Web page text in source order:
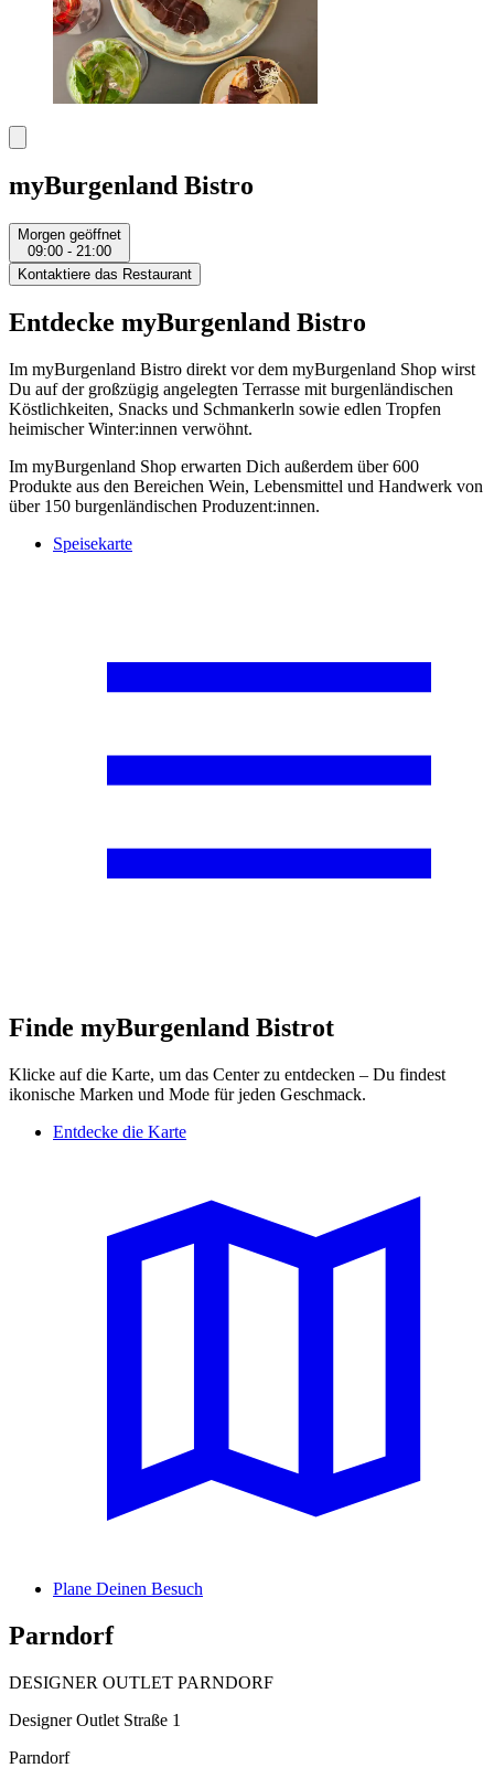
myBurgenland Bistro
Morgen geöffnet
09:00 - 21:00
Kontaktiere das Restaurant
Entdecke myBurgenland Bistro
Im myBurgenland Bistro direkt vor dem myBurgenland Shop wirst
Du auf der großzügig angelegten Terrasse mit burgenländischen
Köstlichkeiten, Snacks und Schmankerln sowie edlen Tropfen
heimischer Winter:innen verwöhnt.
Im myBurgenland Shop erwarten Dich außerdem über 600
Produkte aus den Bereichen Wein, Lebensmittel und Handwerk von
über 150 burgenländischen Produzent:innen.
Speisekarte
Finde myBurgenland Bistrot
Klicke auf die Karte, um das Center zu entdecken – Du findest
ikonische Marken und Mode für jeden Geschmack.
Entdecke die Karte
Plane Deinen Besuch
Parndorf
DESIGNER OUTLET PARNDORF
Designer Outlet Straße 1
Parndorf